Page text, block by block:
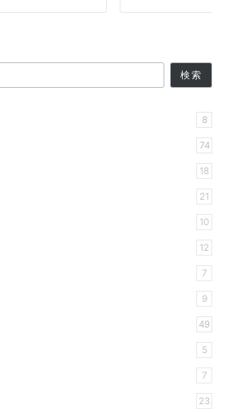
検索
8
74
18
21
10
12
7
9
49
5
7
23